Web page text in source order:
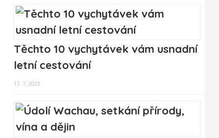
Těchto 10 vychytávek vám usnadní
letní cestování
17. 7. 2023